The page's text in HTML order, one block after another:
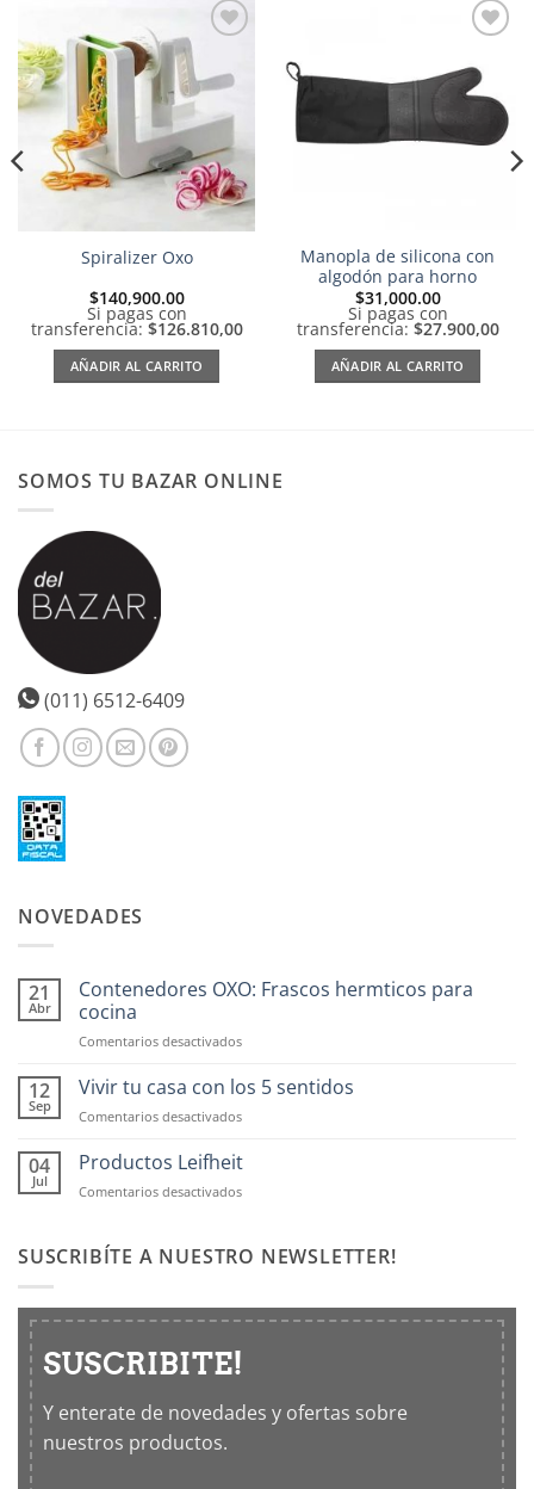
a la
lista de
Spiralizer Oxo
$140,900.00
Si pagas con
transferencia: $126.810,00
AÑADIR AL CARRITO
a la
lista de
deseos
Manopla de silicona con
algodón para horno
$31,000.00
Si pagas con
transferencia: $27.900,00
AÑADIR AL CARRITO
SOMOS TU BAZAR ONLINE
(011) 6512-6409
NOVEDADES
21
Abr
Contenedores OXO: Frascos hermticos para
cocina
Comentarios desactivadosen
OXO:
hermticos
cocina
12
Sep
Vivir tu casa con los 5 sentidos
Comentarios desactivadosen
tu
con
sentidos
04
Jul
Productos Leifheit
Comentarios desactivadosen
SUSCRIBÍTE A NUESTRO NEWSLETTER!
SUSCRIBITE!
Y enterate de novedades y ofertas sobre
nuestros productos.